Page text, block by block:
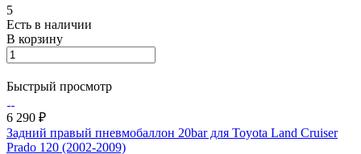
5
Есть в наличии
В корзину
Быстрый просмотр
6 290 ₽
Задний правый пневмобаллон 20bar для Toyota Land Cruiser
Prado 120 (2002-2009)